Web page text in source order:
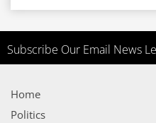
Subscribe Our Email News
Home
Politics